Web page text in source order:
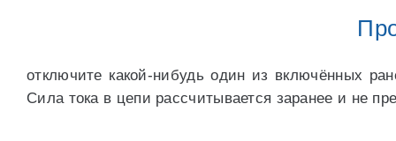
отключите какой-нибудь один из включённых
Сила тока в цепи рассчитывается заранее и не